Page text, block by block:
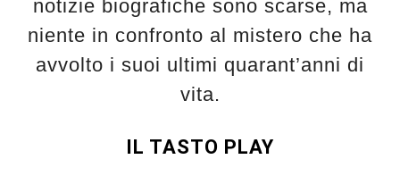
notizie biografiche sono scarse, ma
niente in confronto al mistero che ha
avvolto i suoi ultimi quarant’anni di
vita.
IL TASTO PLAY